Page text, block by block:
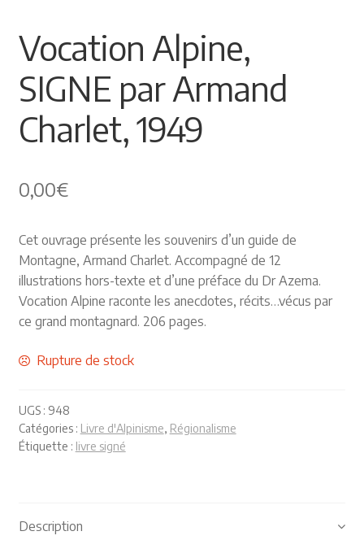
Régionalisme
Les Pyrénées
VIEUX PAPIERS
Carte postale
Gravure
Plaquettes et publicités
MANIFESTATIONS
Nos prochaines manifestations
Vocation Alpine,
SIGNE par Armand
Charlet, 1949
0,00€
Cet ouvrage présente les souvenirs d’un guide de
Montagne, Armand Charlet. Accompagné de 12
illustrations hors-texte et d’une préface du Dr Azema.
Vocation Alpine raconte les anecdotes, récits…vécus par
ce grand montagnard. 206 pages.
Rupture de stock
UGS : 948
Catégories : Livre d'Alpinisme, Régionalisme
Étiquette : livre signé
Description